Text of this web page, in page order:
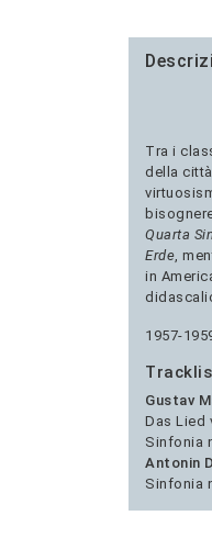
Tra i
della
Quarta
Erde,
in
1957-
Gustav
Das Lied
Sinfonia
Antonin
Sinfonia